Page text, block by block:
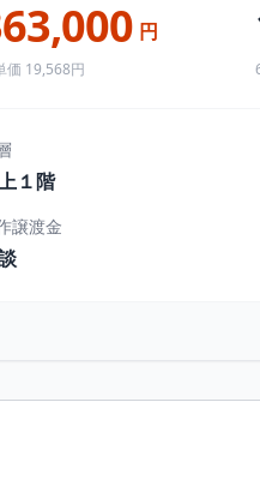
円
価 19,568円
１階
譲渡金